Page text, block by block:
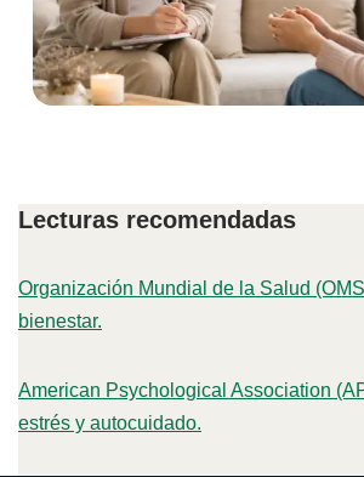
Lecturas recomendadas
Organización Mundial de la Salud
bienestar.
American Psychological Association
estrés y autocuidado.